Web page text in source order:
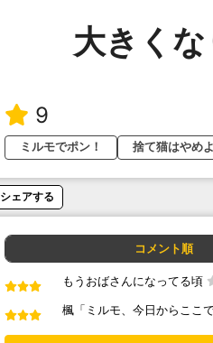
大きく
9
ミルモでポン！
捨て猫はやめ
シェアする
コメント順
もうおばさんになってる頃
楓「ミルモ、今日からここ